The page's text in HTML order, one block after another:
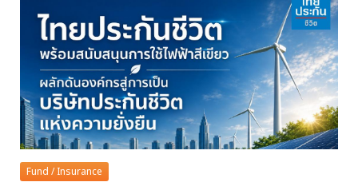
Fund / Insurance